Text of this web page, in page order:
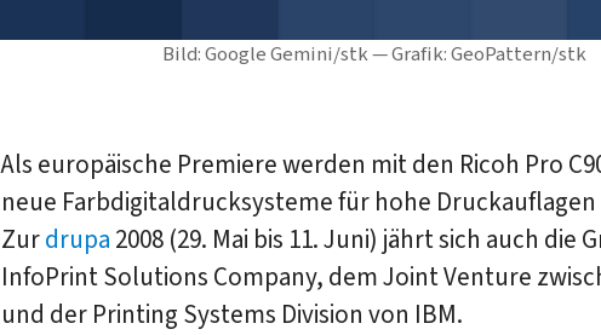
Bild: Google Gemini/stk — Grafik: GeoPattern/stk
Als europäische Premiere werden mit den Ricoh Pro
neue Farbdigitaldrucksysteme für hohe
Zurdrupa 2008 (29. Mai bis 11. Juni) jährt sich auch die
InfoPrint Solutions Company, dem Joint Venture
und der Printing Systems Division von IBM.